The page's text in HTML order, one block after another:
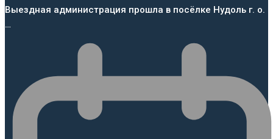
Выездная администрация прошла в посёлке Нудоль г. о.
…